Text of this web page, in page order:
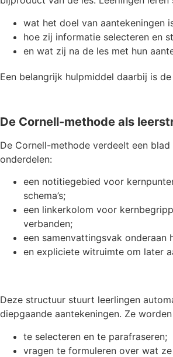
wat het doel van aantekeningen
hoe zij informatie selecteren en
en wat zij na de les met hun
Een belangrijk hulpmiddel daarbij is de
De Cornell-methode als
De Cornell-methode verdeelt een blad
onderdelen:
een notitiegebied voor
schema’s;
een linkerkolom voor
verbanden;
een samenvattingsvak onderaan
en expliciete witruimte om later
Deze structuur stuurt leerlingen
diepgaande aantekeningen. Ze
te selecteren en te parafraseren;
vragen te formuleren over wat